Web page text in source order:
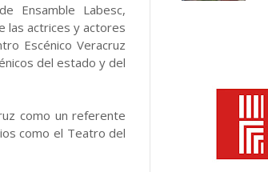
Ensamble Labesc,
las actrices y actores
Escénico Veracruz
del estado y del
como un referente
como el Teatro del